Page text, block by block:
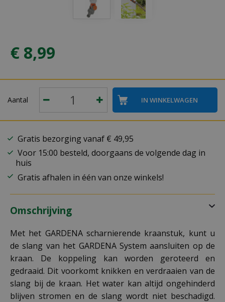
€ 8,99
Aantal
Gratis bezorging vanaf € 49,95
Voor 15:00 besteld, doorgaans de volgende dag in
huis
Gratis afhalen in één van onze winkels!
Omschrijving
Met het GARDENA scharnierende kraanstuk, kunt u
de slang van het GARDENA System aansluiten op de
kraan. De koppeling kan worden geroteerd en
gedraaid. Dit voorkomt knikken en verdraaien van de
slang bij de kraan. Het water kan altijd ongehinderd
blijven stromen en de slang wordt niet beschadigd.